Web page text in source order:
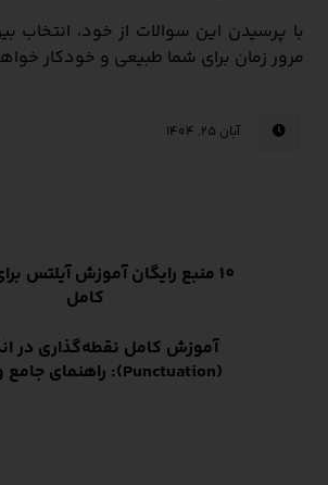
مرور زمان برای شما طبیعی و خودکار
آبان ۲۵, ۱۴۰۴
10 منبع رایگان آموزش آیلتس
کامل
آموزش کامل نقطه‌گذاری در
(Punctuation): راهنمای جامع و کاربرد